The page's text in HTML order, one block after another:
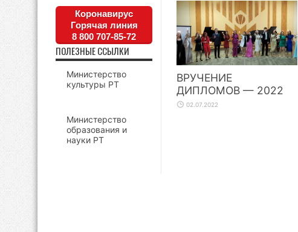
ВРУЧЕНИЕ
ДИПЛОМОВ — 2022
02.07.2022
Коронавирус
Горячая линия
8 800 707-85-72
ПОЛЕЗНЫЕ ССЫЛКИ
Министерство
культуры РТ
Министерство
образования и
науки РТ